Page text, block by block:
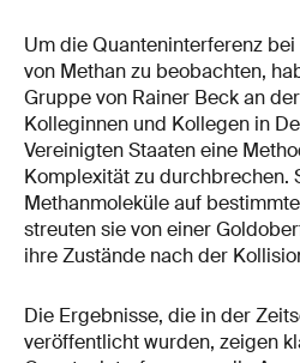
Um die Quanteninterferenz
von Methan zu beobachten,
Gruppe von Rainer Beck an
Kolleginnen und Kollegen in
Vereinigten Staaten eine
Komplexität zu durchbrechen.
Methanmoleküle auf
streuten sie von einer
ihre Zustände nach der
Die Ergebnisse, die in der
veröffentlicht wurden, zeigen